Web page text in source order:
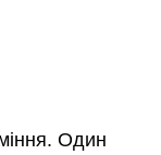
Один